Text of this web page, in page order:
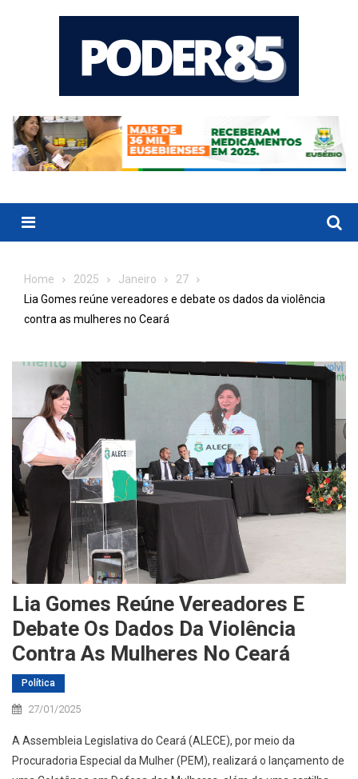
Menu
Home 2025 Janeiro
27
Lia Gomes reúne vereadores e debate os dados da violência
contra as mulheres no Ceará
Lia Gomes Reúne Vereadores E
Debate Os Dados Da Violência
Contra As Mulheres No Ceará
Política
27/01/2025
A Assembleia Legislativa do Ceará (ALECE), por meio da
Procuradoria Especial da Mulher (PEM), realizará o lançamento de